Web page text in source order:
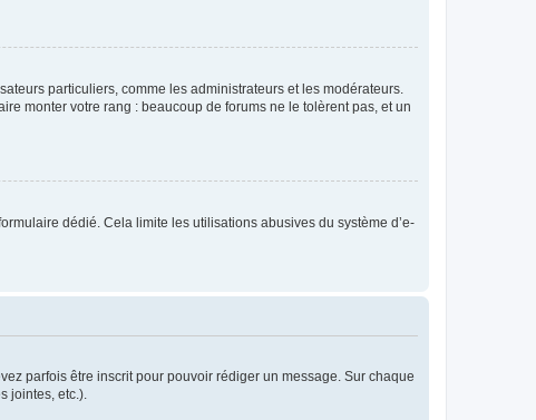
particuliers, comme les administrateurs et les modérateurs.
monter votre rang : beaucoup de forums ne le tolèrent pas, et un
dédié. Cela limite les utilisations abusives du système d’e-
parfois être inscrit pour pouvoir rédiger un message. Sur chaque
jointes, etc.).